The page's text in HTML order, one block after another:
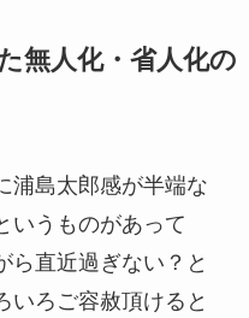
無人化・省人化の
浦島太郎感が半端な
いうものがあって
ら直近過ぎない？と
ろご容赦頂けると